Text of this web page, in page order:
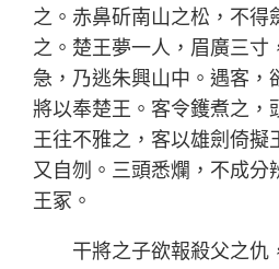
之。赤鼻斫南山之松，不得
之。楚王夢一人，眉廣三寸
急，乃逃朱興山中。遇客，
將以奉楚王。客令鑊煮之，
王往不雅之，客以雄劍倚擬
又自刎。三頭悉爛，不成分
王冢。
干將之子欲報殺父之仇